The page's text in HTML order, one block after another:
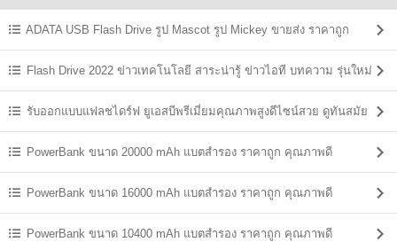
ADATA USB Flash Drive รูป Mascot รูป Mickey ขายส่ง ราคาถูก
Flash Drive 2022 ข่าวเทคโนโลยี สาระน่ารู้ ข่าวไอที บทความ รุ่นใหม่
ล่าสุดรับออกแบบแฟลชไดร์ฟ ยูเอสบีพรีเมี่ยมคุณภาพสูงดีไซน์สวย ดูทันสมัย
PowerBank ขนาด 20000 mAh แบตสํารอง ราคาถูก คุณภาพดี
PowerBank ขนาด 16000 mAh แบตสํารอง ราคาถูก คุณภาพดี
PowerBank ขนาด 10400 mAh แบตสํารอง ราคาถูก คุณภาพดี